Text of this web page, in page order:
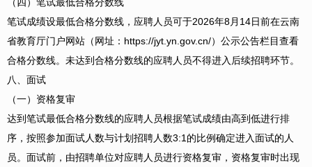
（四）笔试最低合格分数线
笔试成绩设最低合格分数线，应聘人员可于2026年8月14日前在云南
省教育厅门户网站（网址：https://jyt.yn.gov.cn/）公示公告栏目查看
合格分数线。未达到合格分数线的应聘人员不得进入后续招聘环节。
八、面试
（一）资格复审
达到笔试最低合格分数线的应聘人员根据笔试成绩由高到低进行排
序，按照参加面试人数与计划招聘人数3:1的比例确定进入面试的人
员。面试前，由招聘单位对应聘人员进行资格复审，资格复审时出现